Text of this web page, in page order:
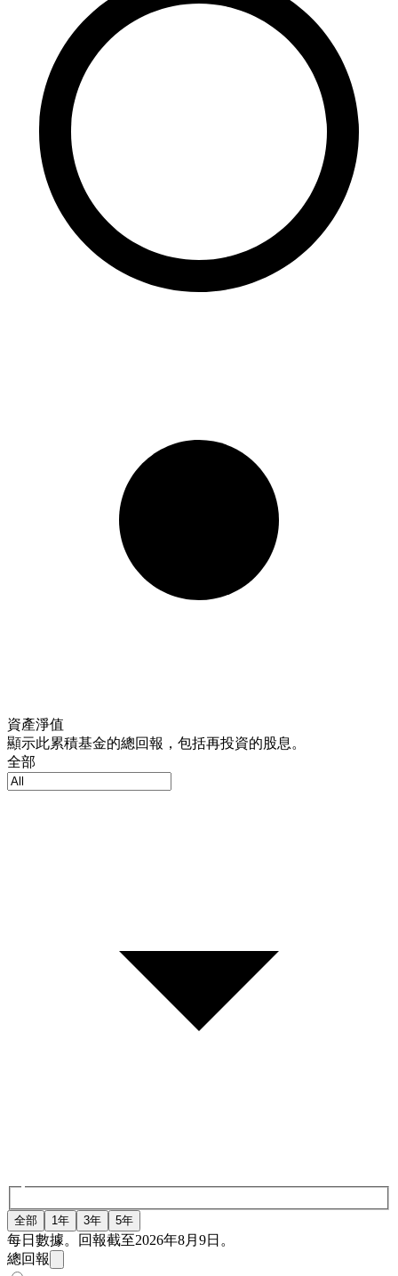
資產淨值
顯示此累積基金的總回報，包括再投資的股息。
全部
全部 1年 3年 5年
每日數據。回報截至2026年8月9日。
總回報